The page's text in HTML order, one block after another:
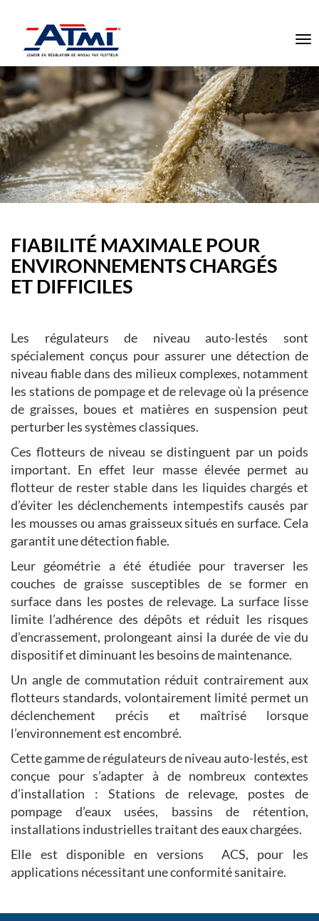
FIABILITÉ MAXIMALE POUR
ENVIRONNEMENTS CHARGÉS
ET DIFFICILES
Les régulateurs de niveau auto-lestés sont
spécialement conçus pour assurer une détection de
niveau fiable dans des milieux complexes, notamment
les stations de pompage et de relevage où la présence
de graisses, boues et matières en suspension peut
perturber les systèmes classiques.
Ces flotteurs de niveau se distinguent par un poids
important. En effet leur masse élevée permet au
flotteur de rester stable dans les liquides chargés et
d’éviter les déclenchements intempestifs causés par
les mousses ou amas graisseux situés en surface. Cela
garantit une détection fiable.
Leur géométrie a été étudiée pour traverser les
couches de graisse susceptibles de se former en
surface dans les postes de relevage. La surface lisse
limite l’adhérence des dépôts et réduit les risques
d’encrassement, prolongeant ainsi la durée de vie du
dispositif et diminuant les besoins de maintenance.
Un angle de commutation réduit contrairement aux
flotteurs standards, volontairement limité permet un
déclenchement précis et maîtrisé lorsque
l’environnement est encombré.
Cette gamme de régulateurs de niveau auto-lestés, est
conçue pour s’adapter à de nombreux contextes
d’installation : Stations de relevage, postes de
pompage d’eaux usées, bassins de rétention,
installations industrielles traitant des eaux chargées.
Elle est disponible en versions ACS, pour les
applications nécessitant une conformité sanitaire.